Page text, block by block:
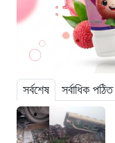
সর্বশেষ সর্বাধিক পঠিত